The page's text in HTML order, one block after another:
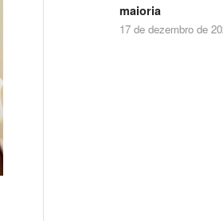
maioria
17 de dezembro de